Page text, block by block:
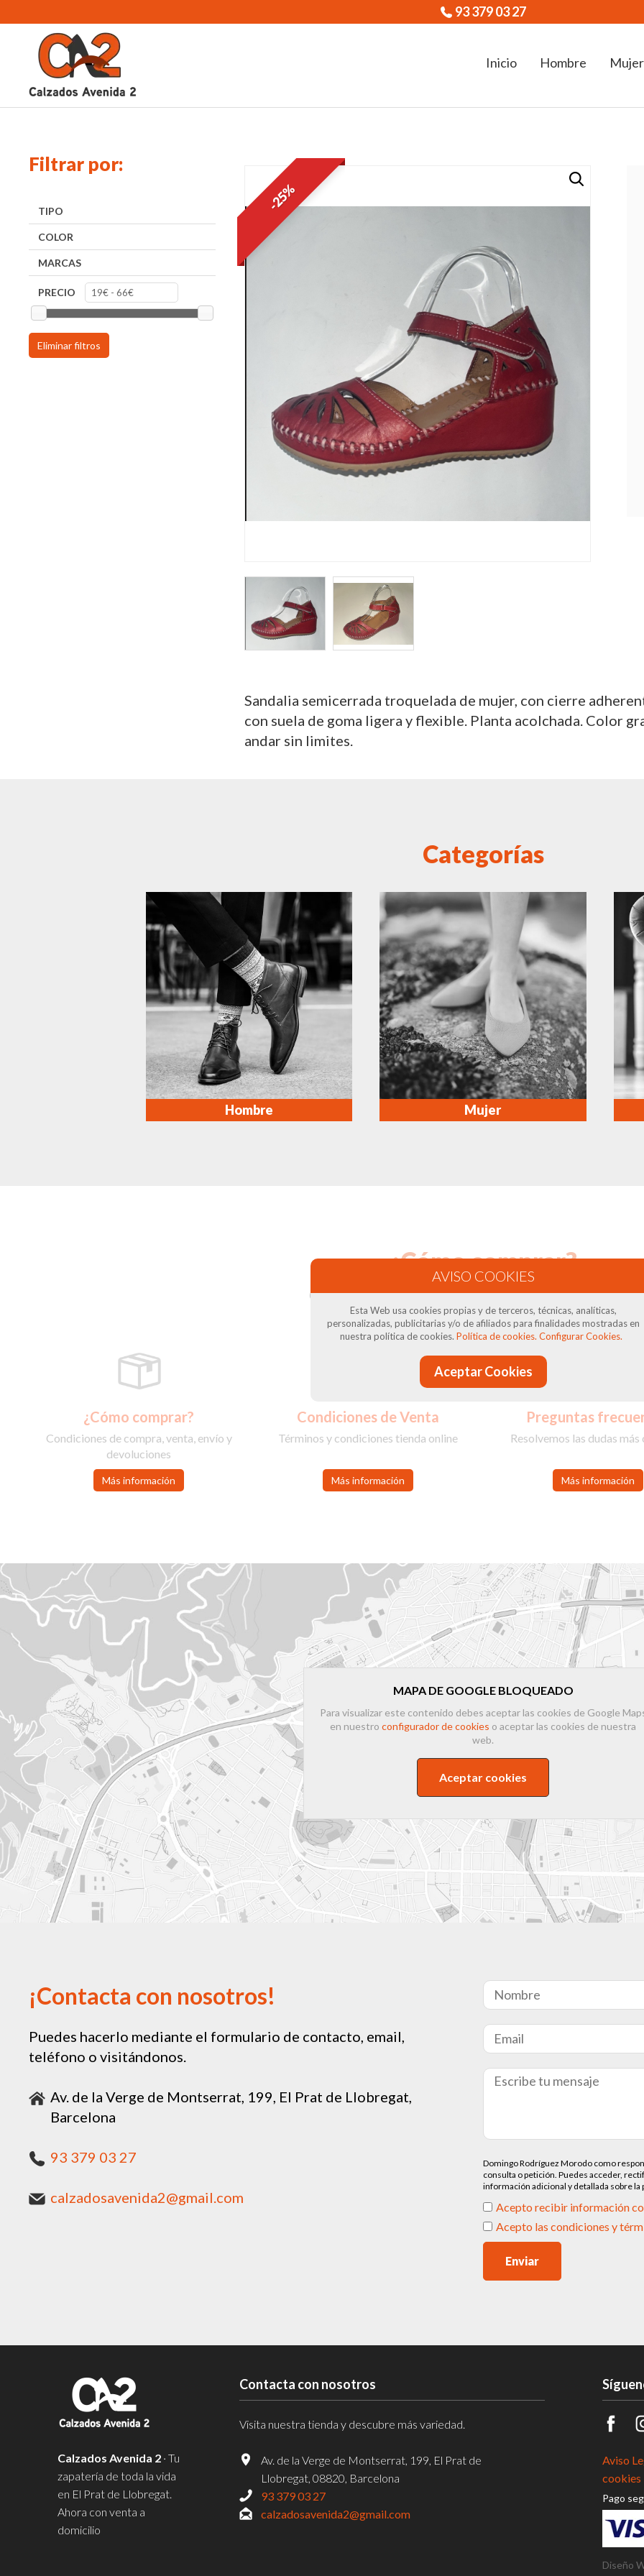
93 379 03 27
Inicio Hombre Mujer
Filtrar por:
TIPO
COLOR
MARCAS
PRECIO
Eliminar filtros
-25%
Sandalia semicerrada troquelada de mujer, con cierre
con suela de goma ligera y flexible. Planta acolchada. Color
andar sin limites.
Categorías
Hombre Mujer
¿Cómo comprar?
Compra en Calzados Avenida 2 con total
¿Cómo comprar?
Condiciones de compra, venta, envío y
devoluciones
Más información
Condiciones de Venta
Términos y condiciones tienda online
Más información
Preguntas
Resolvemos las dudas más
Más información
MAPA DE GOOGLE BLOQUEADO
Para visualizar este contenido debes aceptar las cookies de Google
en nuestro configurador de cookies o aceptar las cookies de nuestra
web.
Aceptar cookies
¡Contacta con nosotros!
Puedes hacerlo mediante el formulario de contacto, email,
teléfono o visitándonos.
Av. de la Verge de Montserrat, 199, El Prat de Llobregat,
Barcelona
93 379 03 27
calzadosavenida2@gmail.com
Domingo Rodríguez Morodo como
consulta o petición. Puedes acceder,
información adicional y detallada sobre
Acepto recibir información
Acepto las condiciones y
Enviar
Calzados Avenida 2 · Tu
zapatería de toda la vida
en El Prat de Llobregat.
Ahora con venta a
domicilio
Contacta con nosotros
Visita nuestra tienda y descubre más variedad.
Av. de la Verge de Montserrat, 199, El Prat de
Llobregat, 08820, Barcelona
93 379 03 27
calzadosavenida2@gmail.com
Aviso
cookies
Pago
Diseño
Esta Web usa cookies propias y de terceros, técnicas, analíticas,
personalizadas, publicitarias y/o de afiliados para finalidades mostradas en
nuestra política de cookies. Política de cookies. Configurar Cookies.
Aceptar Cookies